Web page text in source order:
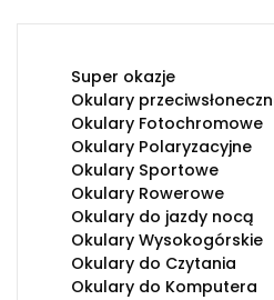
Super okazje
Okulary
Okulary Fotochromowe
Okulary Polaryzacyjne
Okulary Sportowe
Okulary Rowerowe
Okulary do jazdy nocą
Okulary Wysokogórskie
Okulary do Czytania
Okulary do Komputera